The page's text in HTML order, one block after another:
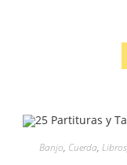
Banjo, Cuerda, Libros